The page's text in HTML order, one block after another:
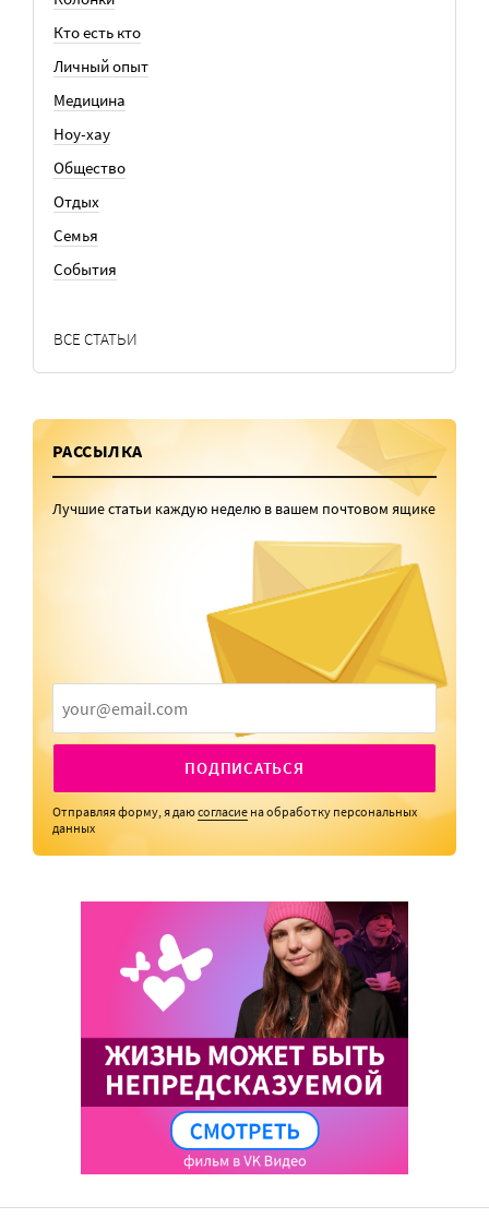
Кто есть кто
Личный опыт
Медицина
Ноу-хау
Общество
Отдых
Семья
События
ВСЕ СТАТЬИ
РАССЫЛКА
Лучшие статьи каждую неделю в вашем почтовом ящике
ПОДПИСАТЬСЯ
Отправляя форму, я даюсогласие на обработку персональных
данных